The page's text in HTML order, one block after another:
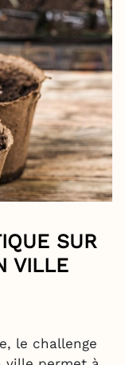
SUR
VILLE
le challenge